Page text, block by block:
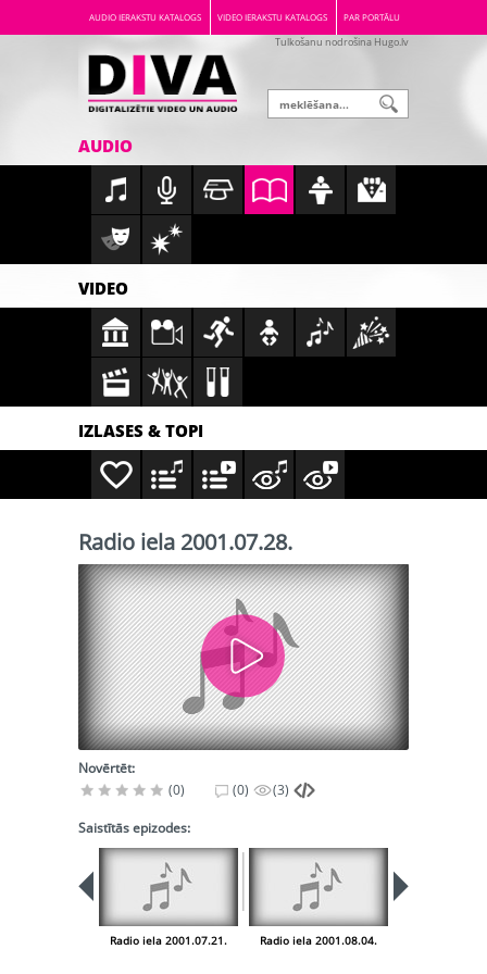
AUDIO IERAKSTU KATALOGS VIDEO IERAKSTU KATALOGS PAR PORTĀLU
Tulkošanu nodrošina Hugo.lv
AUDIO
VIDEO
IZLASES & TOPI
Radio iela 2001.07.28.
Novērtēt:
(0)
(0) (3)
Saistītās epizodes:
Radio iela 2001.07.21. Radio iela 2001.08.04.